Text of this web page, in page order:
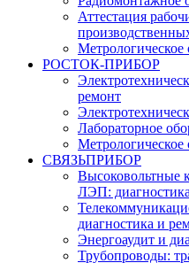
Аттестация
Метрологическое
РОСТОК-ПРИБОР
ремонт
Лабораторное
Метрологическое
СВЯЗЬПРИБОР
Высоковольтные
ЛЭП:
диагностика и
Энергоаудит и
Трубопроводы: